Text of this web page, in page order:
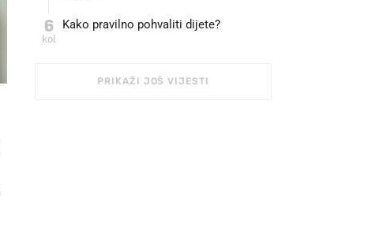
6
kol
Kako pravilno pohvaliti dijete?
PRIKAŽI JOŠ VIJESTI